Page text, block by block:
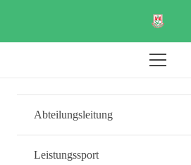
Abteilungsleitung
Leistungssport